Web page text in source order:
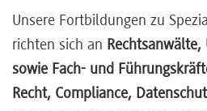
Unsere Fortbildungen zu
richten sich an
sowie Fach- und
Recht, Compliance,